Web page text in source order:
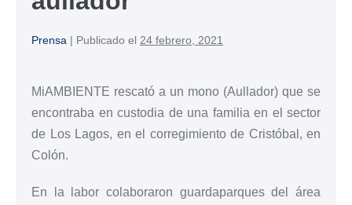
Prensa | Publicado el 24 febrero, 2021
MiAMBIENTE rescató a un mono (Aullador) que se
encontraba en custodia de una familia en el sector
de Los Lagos, en el corregimiento de Cristóbal, en
Colón.
En la labor colaboraron guardaparques del área